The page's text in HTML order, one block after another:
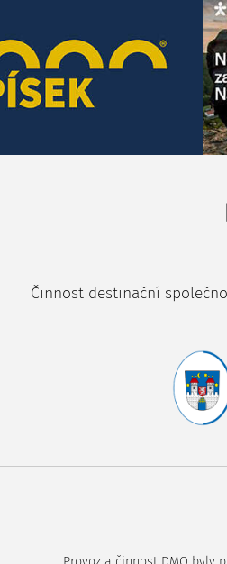
Činnost destinační